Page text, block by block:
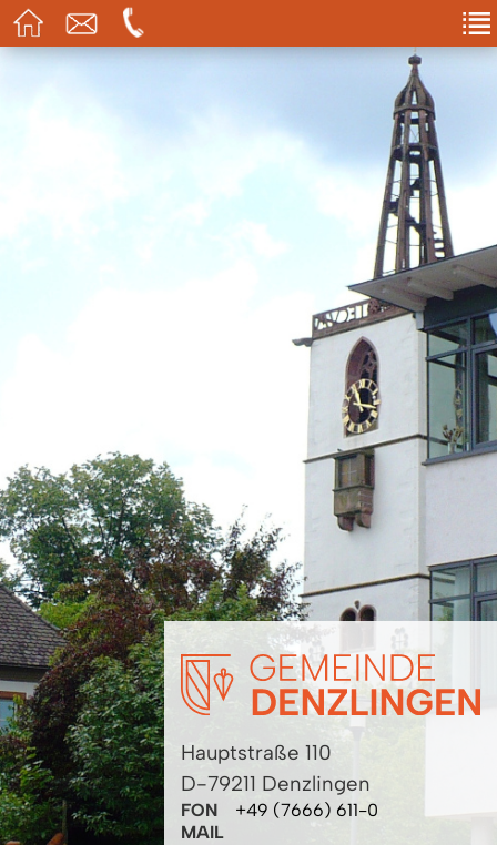
Hauptstraße 110
D-79211 Denzlingen
FON
+49 (7666) 611-0
MAIL